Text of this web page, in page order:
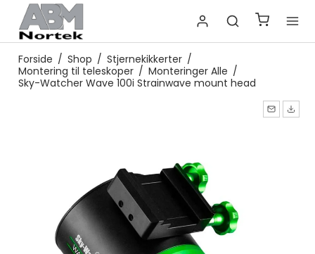
Forside / Shop / Stjernekikkerter /
Montering til teleskoper / Monteringer Alle /
Sky-Watcher Wave 100i Strainwave mount head